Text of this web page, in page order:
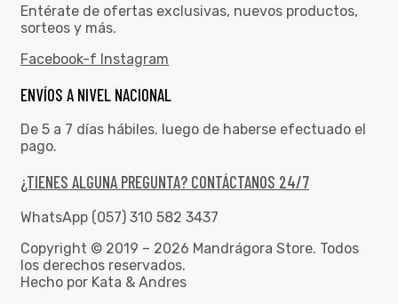
Entérate de ofertas exclusivas, nuevos productos,
sorteos y más.
Facebook-f Instagram
ENVÍOS A NIVEL NACIONAL
De 5 a 7 días hábiles. luego de haberse efectuado el
pago.
¿TIENES ALGUNA PREGUNTA? CONTÁCTANOS 24/7
WhatsApp (057) 310 582 3437
Copyright © 2019 – 2026 Mandrágora Store. Todos
los derechos reservados.
Hecho por Kata & Andres